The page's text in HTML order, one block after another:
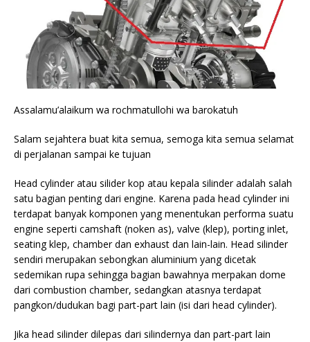
Assalamu’alaikum wa rochmatullohi wa barokatuh
Salam sejahtera buat kita semua, semoga kita semua selamat
di perjalanan sampai ke tujuan
Head cylinder atau silider kop atau kepala silinder adalah salah
satu bagian penting dari engine. Karena pada head cylinder ini
terdapat banyak komponen yang menentukan performa suatu
engine seperti camshaft (noken as), valve (klep), porting inlet,
seating klep, chamber dan exhaust dan lain-lain. Head silinder
sendiri merupakan sebongkan aluminium yang dicetak
sedemikan rupa sehingga bagian bawahnya merpakan dome
dari combustion chamber, sedangkan atasnya terdapat
pangkon/dudukan bagi part-part lain (isi dari head cylinder).
Jika head silinder dilepas dari silindernya dan part-part lain